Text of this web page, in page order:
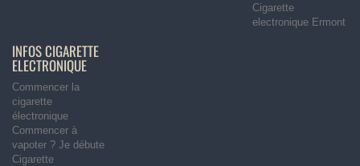
Cigarette
electronique Ermont
INFOS CIGARETTE
ELECTRONIQUE
Commencer la
cigarette
électronique
Commencer à
vapoter ? Je débute
Cigarette